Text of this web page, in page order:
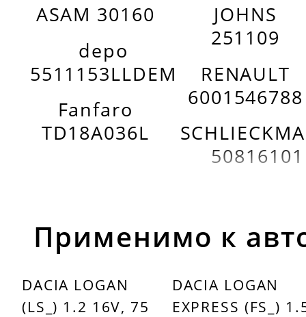
ASAM 30160
depo
5511153LLDEM
Fanfaro
TD18A036L
JOHNS
251109
RENAULT
6001546788
50816101
Применимо к
DACIA LOGAN
(LS_) 1.2 16V, 75
DACIA LOGAN
EXPRESS (FS_)